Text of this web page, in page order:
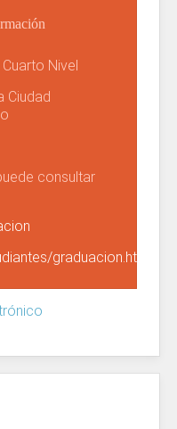
Nivel
Ciudad
consultar
graduacion.html